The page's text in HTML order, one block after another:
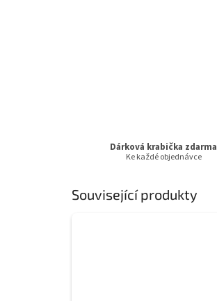
Dárková krabička zdarma
Ke každé objednávce
Související produkty